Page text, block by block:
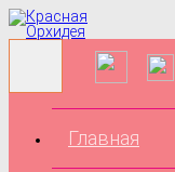
Главная